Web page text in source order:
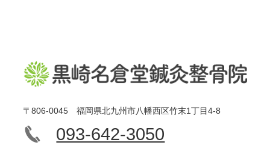
〒806-0045 福岡県北九州市八幡西区竹末1丁目4-8
093-642-3050